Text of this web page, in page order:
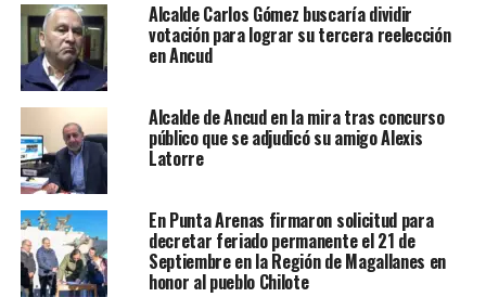
Alcalde Carlos Gómez buscaría dividir
votación para lograr su tercera reelección
en Ancud
Alcalde de Ancud en la mira tras concurso
público que se adjudicó su amigo Alexis
Latorre
En Punta Arenas firmaron solicitud para
decretar feriado permanente el 21 de
Septiembre en la Región de Magallanes en
honor al pueblo Chilote